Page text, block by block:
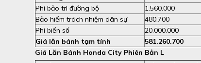
Phí bảo trì đường bộ
1.560.000
Bảo hiểm trách nhiệm dân sự
480.700
Phí biển số
20.000.000
Giá lăn bánh tạm tính
581.260.700
Giá Lăn Bánh Honda City Phiên Bản L